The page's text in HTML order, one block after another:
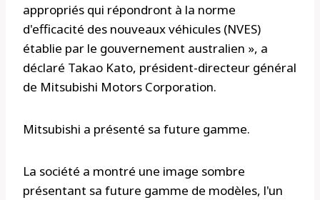
appropriés qui répondront à la norme
d'efficacité des nouveaux véhicules (NVES)
établie par le gouvernement australien », a
déclaré Takao Kato, président-directeur général
de Mitsubishi Motors Corporation.
Mitsubishi a présenté sa future gamme.
La société a montré une image sombre
présentant sa future gamme de modèles, l'un